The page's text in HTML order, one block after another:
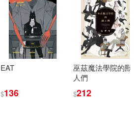
EAT
$136
巫茲魔法學院的獸
人們
$212